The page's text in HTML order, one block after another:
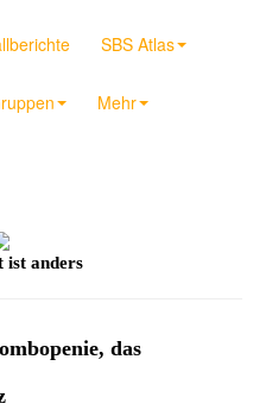
SBS Atlas
Mehr
ist anders
das